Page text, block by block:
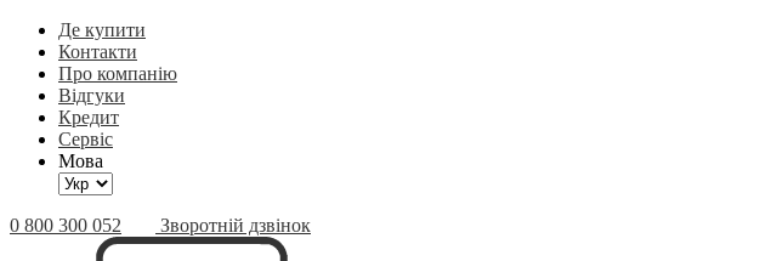
Де купити
Контакти
Про компанію
Відгуки
Кредит
Сервіс
Мова
0 800 300 052 Зворотній дзвінок